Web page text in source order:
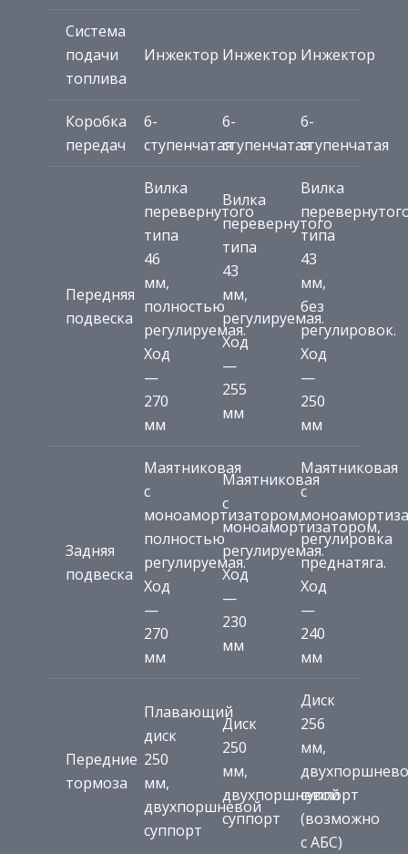
Система
подачи
топлива
Инжектор Инжектор Инжектор
Коробка
передач
6-
ступенчатая
6-
ступенчатая
6-
ступенчатая
Передняя
подвеска
Вилка
перевернутого
типа
46
мм,
полностью
регулируемая.
Ход
—
270
мм
Вилка
перевернутого
типа
43
мм,
регулируемая.
Ход
—
255
мм
Вилка
типа
43
мм,
без
регулировок.
Ход
—
250
мм
Задняя
подвеска
Маятниковая
с
моноамортизатором,
полностью
регулируемая.
Ход
—
270
мм
Маятниковая
с
моноамортизатором,
регулируемая.
Ход
—
230
мм
Маятниковая
с
регулировка
преднатяга.
Ход
—
240
мм
Передние
тормоза
Плавающий
диск
250
мм,
двухпоршневой
суппорт
Диск
250
мм,
двухпоршневой
суппорт
Диск
256
мм,
суппорт
(возможно
с АБС)